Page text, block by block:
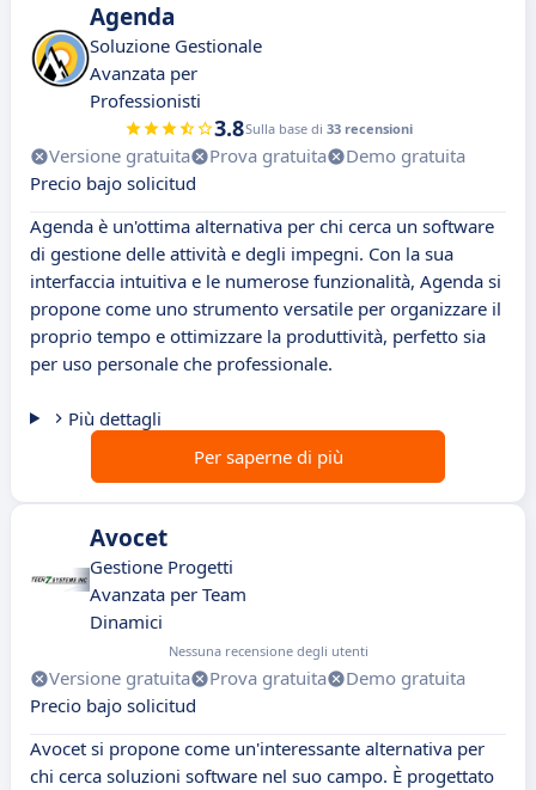
Agenda
Soluzione Gestionale
Avanzata per
Professionisti
3.8Sulla base di 33 recensioni
Versione gratuita Prova gratuita
Demo gratuita
Precio bajo solicitud
Agenda è un'ottima alternativa per chi cerca un software
di gestione delle attività e degli impegni. Con la sua
interfaccia intuitiva e le numerose funzionalità, Agenda si
propone come uno strumento versatile per organizzare il
proprio tempo e ottimizzare la produttività, perfetto sia
per uso personale che professionale.
Più dettagli
Per saperne di più
Avocet
Gestione Progetti
Avanzata per Team
Dinamici
Nessuna recensione degli utenti
Versione gratuita Prova gratuita
Demo gratuita
Precio bajo solicitud
Avocet si propone come un'interessante alternativa per
chi cerca soluzioni software nel suo campo. È progettato